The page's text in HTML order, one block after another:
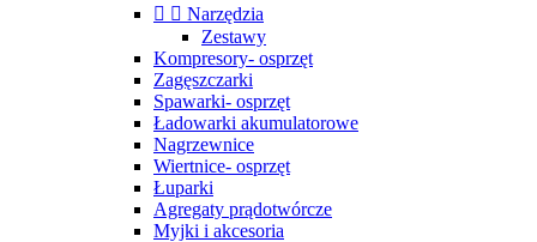
  Narzędzia
Zestawy
Kompresory- osprzęt
Zagęszczarki
Spawarki- osprzęt
Ładowarki akumulatorowe
Nagrzewnice
Wiertnice- osprzęt
Łuparki
Agregaty prądotwórcze
Myjki i akcesoria